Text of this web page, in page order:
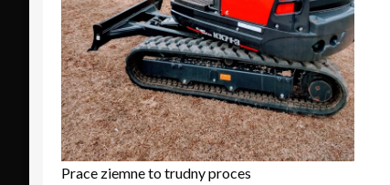
Prace ziemne to trudny proces